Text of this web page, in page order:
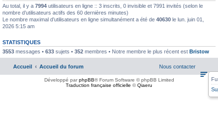
Au total, il y a 7994 utilisateurs en ligne :: 3 inscrits, 0 invisible et 7991 invités (selon le
nombre d’utilisateurs actifs des 60 dernières minutes)
Le nombre maximal d’utilisateurs en ligne simultanément a été de 40630 le lun. juin 01,
2026 5:15 am
STATISTIQUES
3553 messages • 633 sujets • 352 membres • Notre membre le plus récent est Bristow
Accueil Accueil du forum Nous contacter
Développé parphpBB® Forum Software © phpBB Limited
Traduction française officielle ©Qiaeru